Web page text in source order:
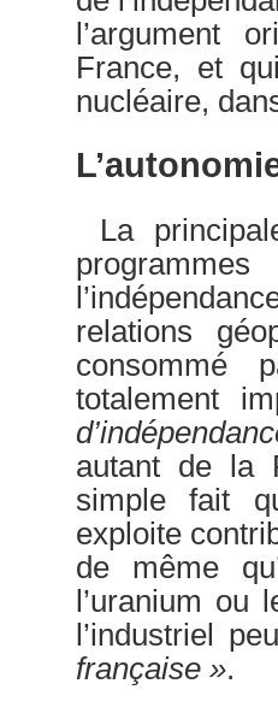
l’argument
France, et
nucléaire,
La
relations
consommé
totalement
autant de la
simple fait
exploite
de même
l’uranium ou
l’industriel
française ».